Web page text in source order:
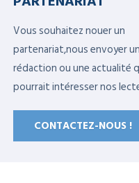
Vous souhaitez nouer un
partenariat,nous envoyer
rédaction ou une actualité
pourrait intéresser nos
CONTACTEZ-NOUS !